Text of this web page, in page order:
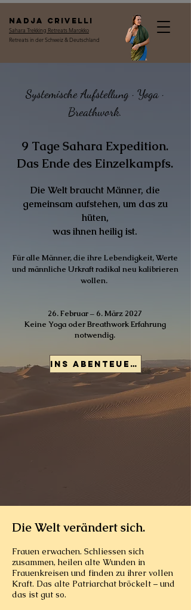
Nadja Crivelli
Sahara Trekking Retreats Marokko
Retreats in der Schweiz & Deutschland
Systemische Aufstellung · Yoga ·
Breathwork.
9 Tage Sahara Expedition.
Das Ende des Einzelkampfs.
Die Welt braucht Männer, die
gemeinsam aufstehen, um das zu
hüten,
was ihnen heilig ist.
Für alle Männer, die ihre Lebendigkeit, Werte
und männliche Urkraft radikal neu kalibrieren
wollen.
26. Februar – 6. März 2027
Keine Yoga oder Breathwork Erfahrung
notwendig.
Ins Abenteuer starten - die ersten 3 Anmeldungen sparen 200,-
Die Welt verändert sich.
Frauen erwachen. Schliessen sich
zusammen, heilen alte Wunden in
Frauenkreisen und finden zu ihrer vollen
Kraft. Das alte Patriarchat bröckelt – und
das ist gut so.